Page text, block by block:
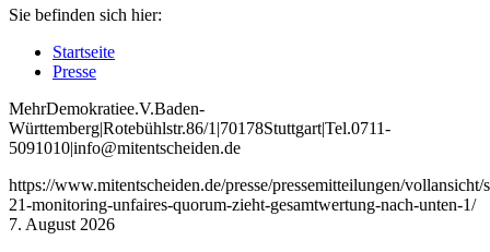
Sie befinden sich hier:
Startseite
Presse
MehrDemokratiee.V.Baden-
Württemberg|Rotebühlstr.86/1 |70178Stuttgart|Tel.0711-
5091010|info@mitentscheiden.de
https://www.mitentscheiden.de/presse/pressemitteilungen/vollansicht/
21-monitoring-unfaires-quorum-zieht-gesamtwertung-nach-unten-1/
7. August 2026